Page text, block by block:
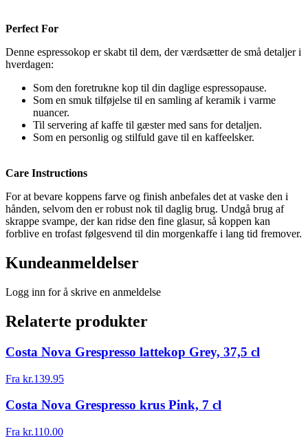
Perfect For
Denne espressokop er skabt til dem, der værdsætter de små detaljer i
hverdagen:
Som den foretrukne kop til din daglige espressopause.
Som en smuk tilføjelse til en samling af keramik i varme
nuancer.
Til servering af kaffe til gæster med sans for detaljen.
Som en personlig og stilfuld gave til en kaffeelsker.
Care Instructions
For at bevare koppens farve og finish anbefales det at vaske den i
hånden, selvom den er robust nok til daglig brug. Undgå brug af
skrappe svampe, der kan ridse den fine glasur, så koppen kan
forblive en trofast følgesvend til din morgenkaffe i lang tid fremover.
Kundeanmeldelser
Logg inn for å skrive en anmeldelse
Relaterte produkter
Costa Nova Grespresso lattekop Grey, 37,5 cl
Fra kr.139.95
Costa Nova Grespresso krus Pink, 7 cl
Fra kr.110.00